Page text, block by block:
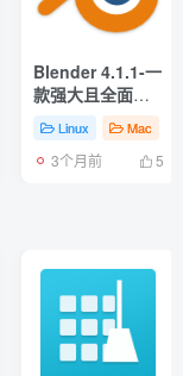
# 实用工具 # 桌面增强
Blender 4.1.1-一
款强大且全面的
开源 3D 动画创作
渲染工具
Linux Mac
3个月前 5